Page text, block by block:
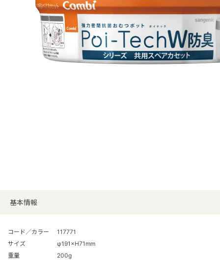
基本情報
コード／カラー
117771
サイズ
φ191×H71mm
重量
200g